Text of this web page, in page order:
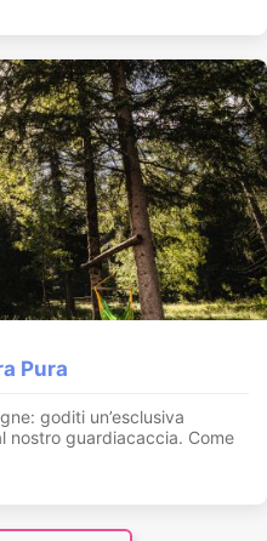
Pura
goditi un’esclusiva
nostro guardiacaccia. Come